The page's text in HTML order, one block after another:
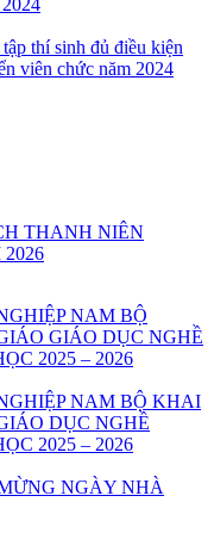
thí sinh đủ điều kiện
viên chức năm 2024
THANH NIÊN
NAM BỘ
GIÁO DỤC NGHỀ
2025 – 2026
NAM BỘ KHAI
DỤC NGHỀ
2025 – 2026
NGÀY NHÀ